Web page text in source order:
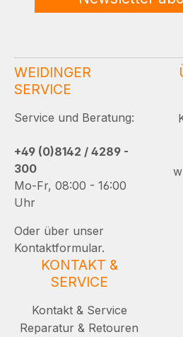
WEIDINGER
SERVICE
Service und Beratung:
+49 (0)8142 / 4289 -
300
Mo-Fr, 08:00 - 16:00
Uhr
Oder über unser
Kontaktformular.
KONTAKT &
SERVICE
Kontakt & Service
Reparatur & Retouren